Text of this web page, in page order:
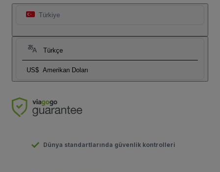
Türkiye
Türkçe
US$ Amerikan Doları
Dünya standartlarında güvenlik kontrolleri